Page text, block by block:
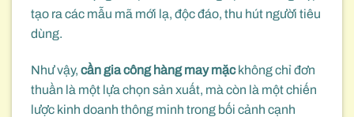
tạo ra các mẫu mã mới lạ, độc đáo, thu hút người tiêu
dùng.
Như vậy, cần gia công hàng may mặckhông chỉ đơn
thuần là một lựa chọn sản xuất, mà còn là một chiến
lược kinh doanh thông minh trong bối cảnh cạnh